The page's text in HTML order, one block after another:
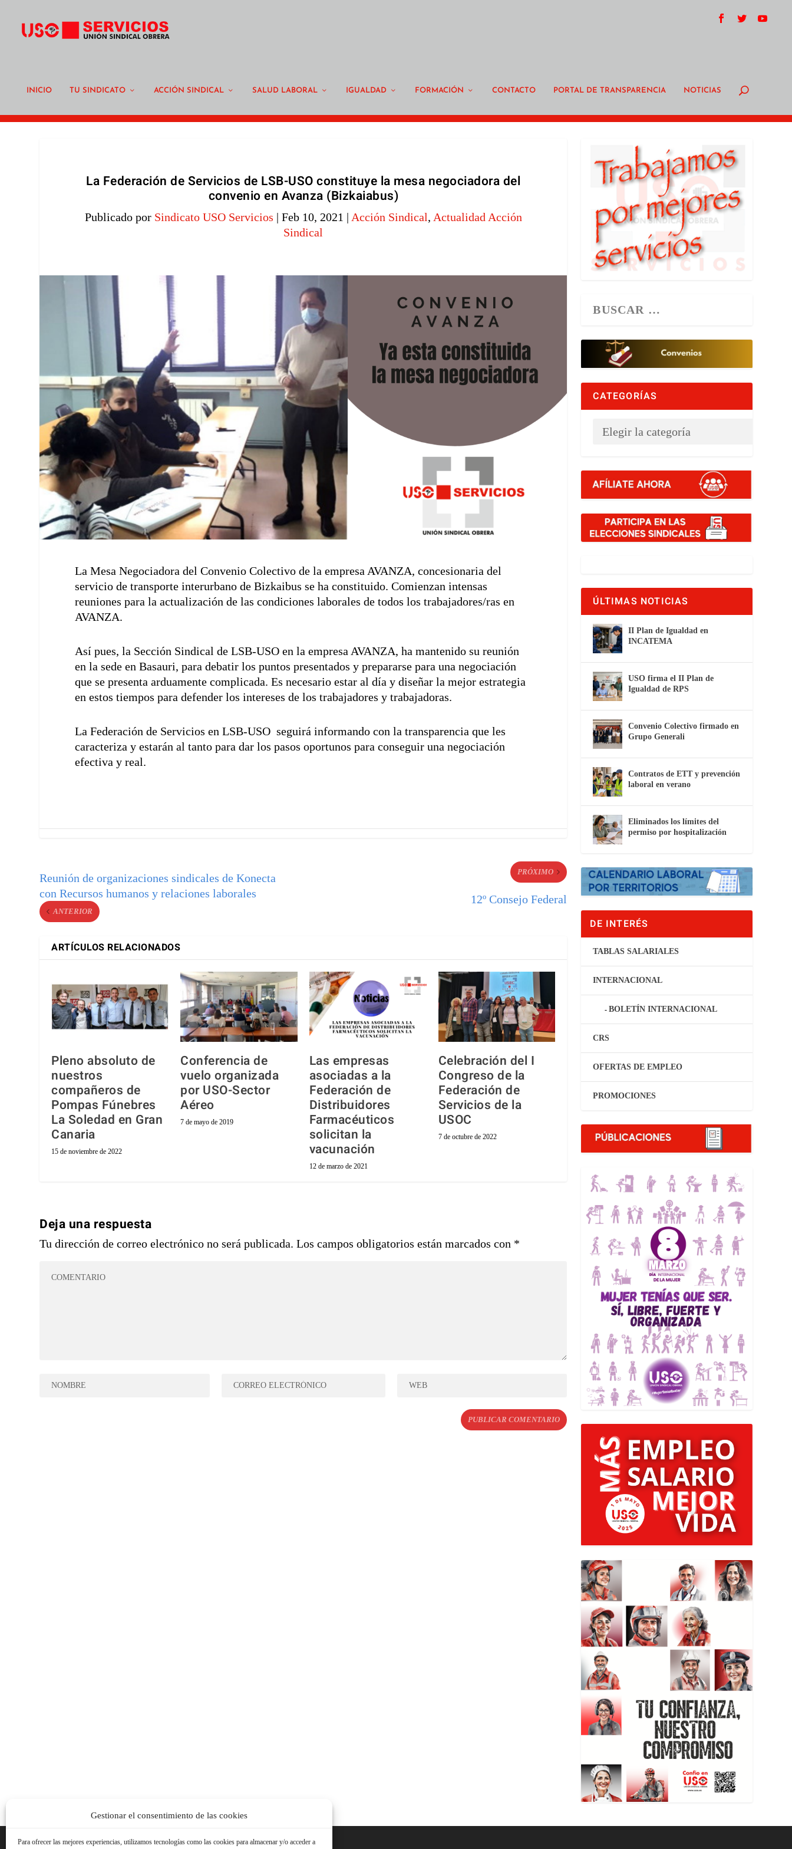
Gestionar el consentimiento de las cookies
Para ofrecer las mejores experiencias, utilizamos tecnologías como las cookies para almacenar y/o acceder a
INICIO TU SINDICATO ACCIÓN SINDICAL SALUD LABORAL IGUALDAD FORMACIÓN CONTACTO PORTAL DE TRANSPARENCIA NOTICIAS
La Federación de Servicios de LSB-USO constituye la mesa negociadora del
convenio en Avanza (Bizkaiabus)
Publicado por Sindicato USO Servicios | Feb 10, 2021 | Acción Sindical, Actualidad Acción
Sindical
La Mesa Negociadora del Convenio Colectivo de la empresa AVANZA, concesionaria del
servicio de transporte interurbano de Bizkaibus se ha constituido. Comienzan intensas
reuniones para la actualización de las condiciones laborales de todos los trabajadores/ras en
AVANZA.
Así pues, la Sección Sindical de LSB-USO en la empresa AVANZA, ha mantenido su reunión
en la sede en Basauri, para debatir los puntos presentados y prepararse para una negociación
que se presenta arduamente complicada. Es necesario estar al día y diseñar la mejor estrategia
en estos tiempos para defender los intereses de los trabajadores y trabajadoras.
La Federación de Servicios en LSB-USO seguirá informando con la transparencia que les
caracteriza y estarán al tanto para dar los pasos oportunos para conseguir una negociación
efectiva y real.
Reunión de organizaciones sindicales de Konecta
con Recursos humanos y relaciones laborales
ANTERIOR
PRÓXIMO
12º Consejo Federal
ARTÍCULOS RELACIONADOS
Pleno absoluto de
nuestros
compañeros de
Pompas Fúnebres
La Soledad en Gran
Canaria
15 de noviembre de 2022
Conferencia de
vuelo organizada
por USO-Sector
Aéreo
7 de mayo de 2019
Las empresas
asociadas a la
Federación de
Distribuidores
Farmacéuticos
solicitan la
vacunación
12 de marzo de 2021
Celebración del I
Congreso de la
Federación de
Servicios de la
USOC
7 de octubre de 2022
Deja una respuesta
Tu dirección de correo electrónico no será publicada. Los campos obligatorios están marcados con *
CATEGORÍAS
ÚLTIMAS NOTICIAS
II Plan de Igualdad en
INCATEMA
USO firma el II Plan de
Igualdad de RPS
Convenio Colectivo firmado en
Grupo Generali
Contratos de ETT y prevención
laboral en verano
Eliminados los límites del
permiso por hospitalización
DE INTERÉS
TABLAS SALARIALES
INTERNACIONAL
BOLETÍN INTERNACIONAL
CRS
OFERTAS DE EMPLEO
PROMOCIONES